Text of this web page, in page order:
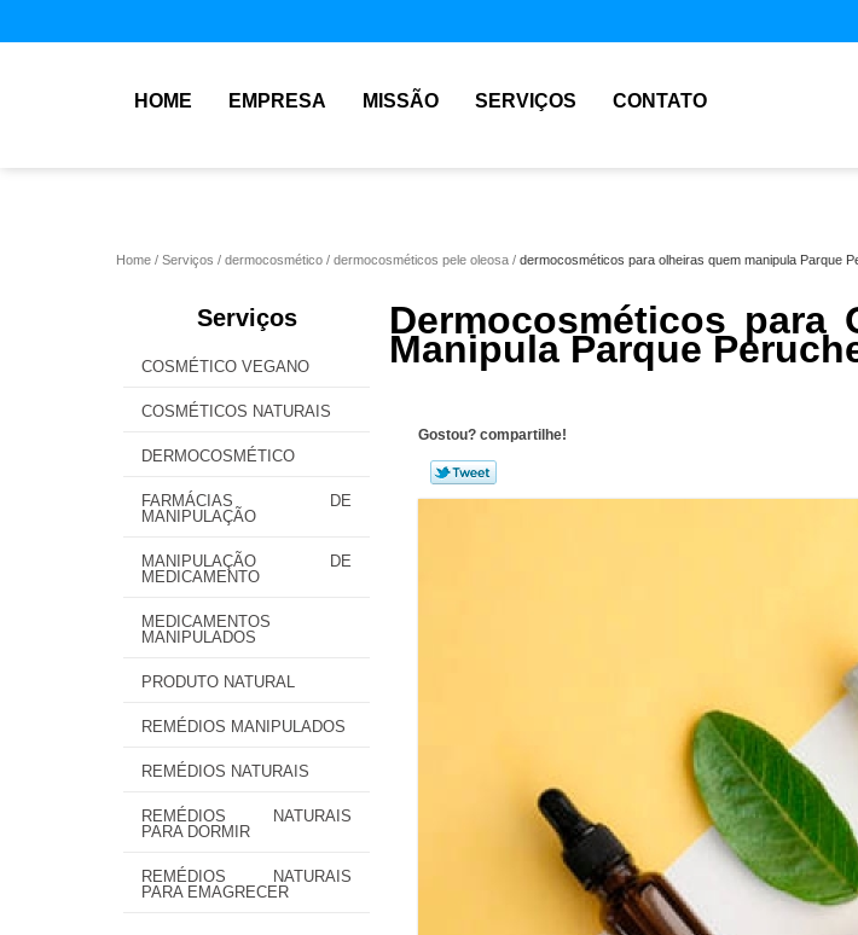
HOME EMPRESA MISSÃO SERVIÇOS CONTATO
Home Serviços dermocosmético dermocosméticos pele oleosa dermocosméticos para olheiras quem manipula Parque
Serviços
COSMÉTICO VEGANO
COSMÉTICOS NATURAIS
DERMOCOSMÉTICO
FARMÁCIAS DE
MANIPULAÇÃO
MANIPULAÇÃO DE
MEDICAMENTO
MEDICAMENTOS
MANIPULADOS
PRODUTO NATURAL
REMÉDIOS MANIPULADOS
REMÉDIOS NATURAIS
REMÉDIOS NATURAIS
PARA DORMIR
REMÉDIOS NATURAIS
PARA EMAGRECER
Dermocosméticos para
Manipula Parque
Gostou? compartilhe!